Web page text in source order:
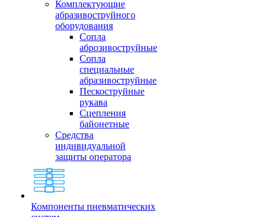
Комплектующие
абразивоструйного
оборудования
Сопла
аброзивоструйные
Сопла
специальные
абразивоструйные
Пескоструйные
рукава
Сцепления
байонетные
Средства
индивидуальной
защиты оператора
Компоненты пневматических